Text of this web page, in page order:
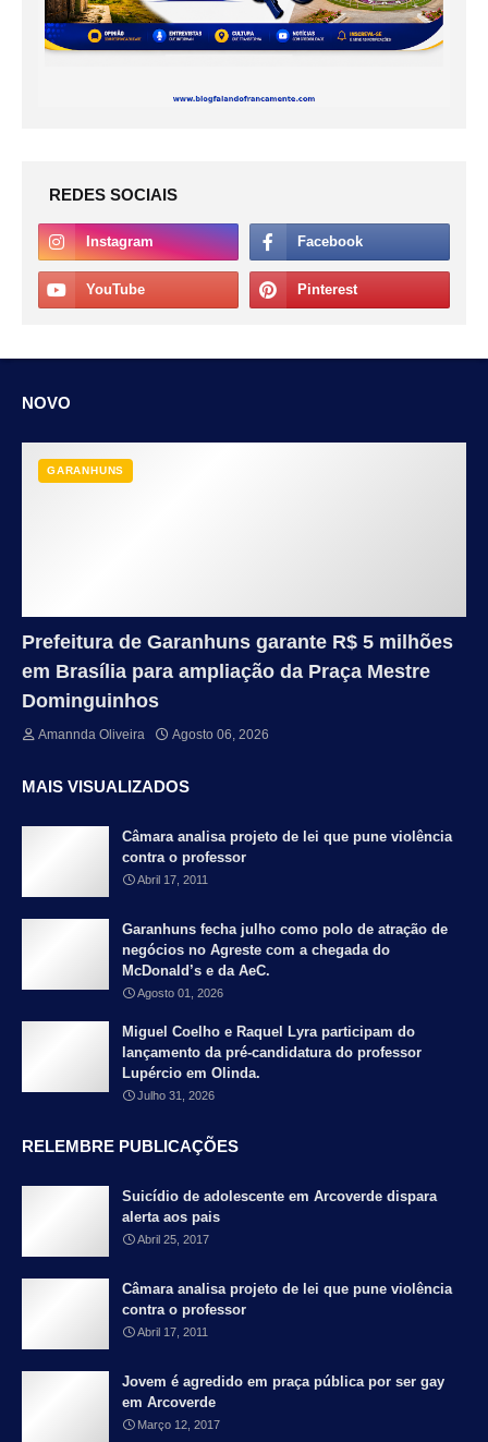
REDES SOCIAIS
NOVO
GARANHUNS
Prefeitura de Garanhuns garante R$ 5 milhões
em Brasília para ampliação da Praça Mestre
Dominguinhos
Amannda Oliveira Agosto 06, 2026
MAIS VISUALIZADOS
Câmara analisa projeto de lei que pune violência
contra o professor
Abril 17, 2011
Garanhuns fecha julho como polo de atração de
negócios no Agreste com a chegada do
McDonald’s e da AeC.
Agosto 01, 2026
Miguel Coelho e Raquel Lyra participam do
lançamento da pré-candidatura do professor
Lupércio em Olinda.
Julho 31, 2026
RELEMBRE PUBLICAÇÕES
Suicídio de adolescente em Arcoverde dispara
alerta aos pais
Abril 25, 2017
Câmara analisa projeto de lei que pune violência
contra o professor
Abril 17, 2011
Jovem é agredido em praça pública por ser gay
em Arcoverde
Março 12, 2017